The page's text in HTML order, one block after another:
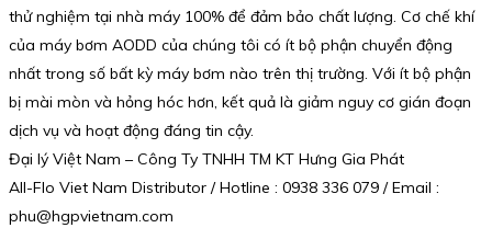
thử nghiệm tại nhà máy 100% để đảm bảo chất lượng. Cơ chế khí
của máy bơm AODD của chúng tôi có ít bộ phận chuyển động
nhất trong số bất kỳ máy bơm nào trên thị trường. Với ít bộ phận
bị mài mòn và hỏng hóc hơn, kết quả là giảm nguy cơ gián đoạn
dịch vụ và hoạt động đáng tin cậy.
Đại lý Việt Nam – Công Ty TNHH TM KT Hưng Gia Phát
All-Flo Viet Nam Distributor / Hotline : 0938 336 079 / Email :
phu@hgpvietnam.com